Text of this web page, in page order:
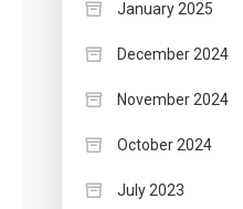
January 2025
December 2024
November 2024
October 2024
July 2023